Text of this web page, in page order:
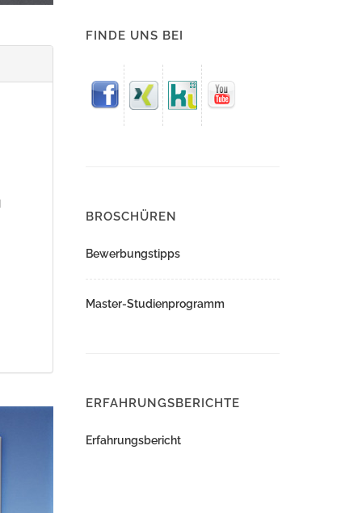
FINDE UNS BEI
BROSCHÜREN
Bewerbungstipps
Master-Studienprogramm
ERFAHRUNGSBERICHTE
Erfahrungsbericht